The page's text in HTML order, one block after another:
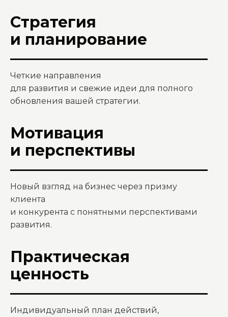
Стратегия
и планирование
Четкие направления
для развития и свежие идеи для полного
обновления вашей стратегии.
Мотивация
и перспективы
Новый взгляд на бизнес через призму
клиента
и конкурента с понятными перспективами
развития.
Практическая
ценность
Индивидуальный план действий,